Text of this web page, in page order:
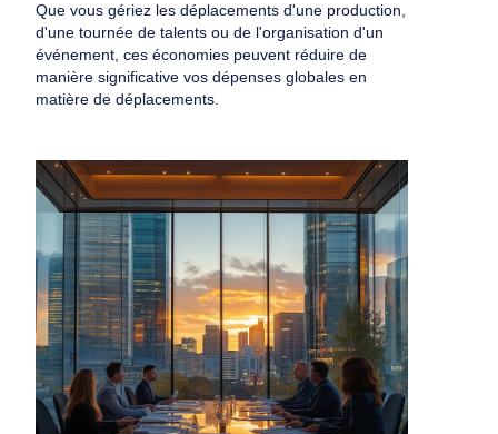
Que vous gériez les déplacements d'une production,
d'une tournée de talents ou de l'organisation d'un
événement, ces économies peuvent réduire de
manière significative vos dépenses globales en
matière de déplacements.